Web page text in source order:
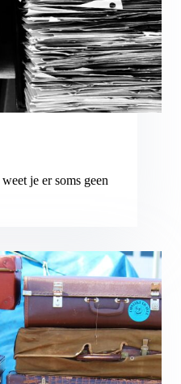
je er soms geen